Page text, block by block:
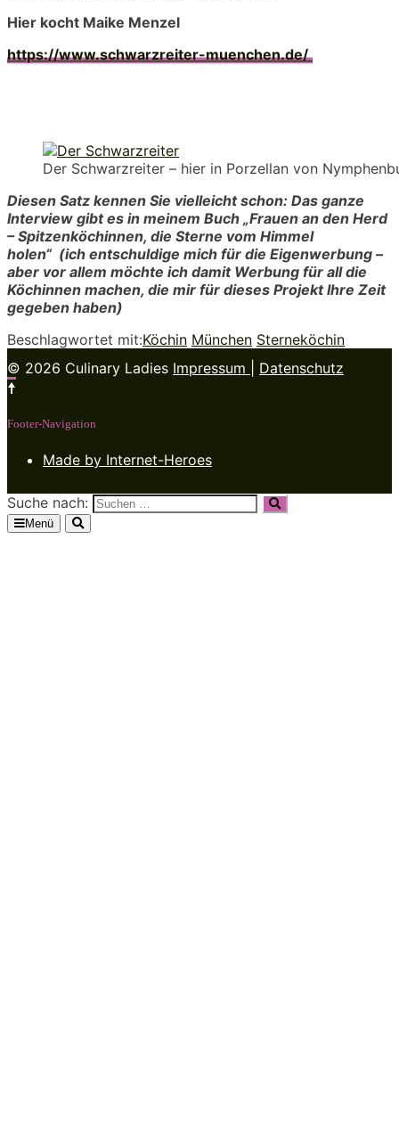
Hier kocht Maike Menzel
https://www.schwarzreiter-muenchen.de/
Der Schwarzreiter – hier in Porzellan von
Diesen Satz kennen Sie vielleicht schon: Das ganze
Interview gibt es in meinem Buch „Frauen an den Herd
– Spitzenköchinnen, die Sterne vom Himmel
holen“ (ich entschuldige mich für die Eigenwerbung –
aber vor allem möchte ich damit Werbung für all die
Köchinnen machen, die mir für dieses Projekt Ihre Zeit
gegeben haben)
Beschlagwortet mit:Köchin München Sterneköchin
© 2026 Culinary Ladies Impressum Datenschutz
Footer-Navigation
Made by Internet-Heroes
Suche nach:
Menü